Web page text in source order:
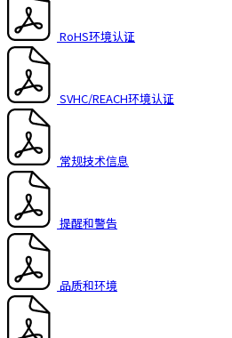
RoHS环境认证
SVHC/REACH环境认证
常规技术信息
提醒和警告
品质和环境